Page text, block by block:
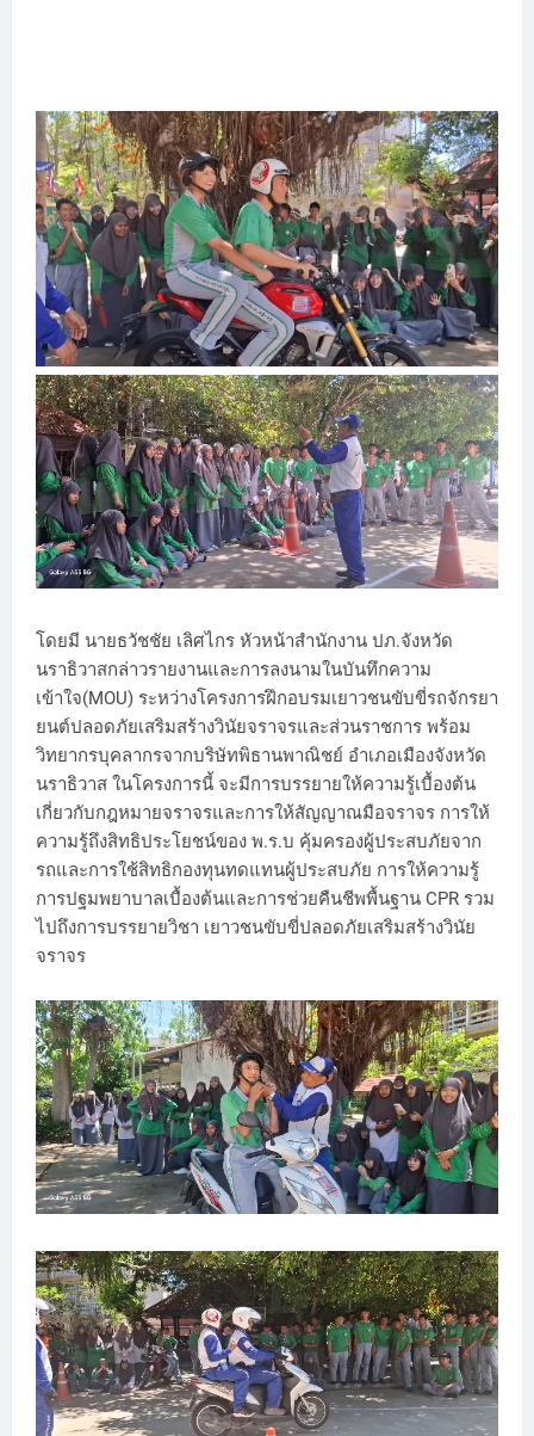
โดยมี นายธวัชชัย เลิศไกร หัวหน้าสำนักงาน ปภ.จังหวัด
นราธิวาสกล่าวรายงานและการลงนามในบันทึกความ
เข้าใจ(MOU) ระหว่างโครงการฝึกอบรมเยาวชนขับขี่รถจักรยา
ยนต์ปลอดภัยเสริมสร้างวินัยจราจรและส่วนราชการ พร้อม
วิทยากรบุคลากรจากบริษัทพิธานพาณิชย์ อำเภอเมืองจังหวัด
นราธิวาส ในโครงการนี้ จะมีการบรรยายให้ความรู้เบื้องต้น
เกี่ยวกับกฎหมายจราจรและการให้สัญญาณมือจราจร การให้
ความรู้ถึงสิทธิประโยชน์ของ พ.ร.บ คุ้มครองผู้ประสบภัยจาก
รถและการใช้สิทธิกองทุนทดแทนผู้ประสบภัย การให้ความรู้
การปฐมพยาบาลเบื้องต้นและการช่วยคืนชีพพื้นฐาน CPR รวม
ไปถึงการบรรยายวิชา เยาวชนขับขี่ปลอดภัยเสริมสร้างวินัย
จราจร